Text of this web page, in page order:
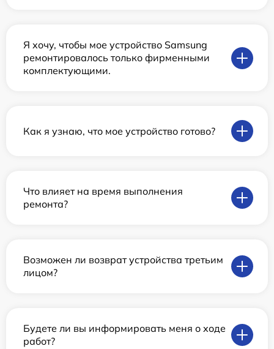
Я хочу, чтобы мое устройство Samsung
ремонтировалось только фирменными
комплектующими.
Как я узнаю, что мое устройство готово?
Что влияет на время выполнения
ремонта?
Возможен ли возврат устройства третьим
лицом?
Будете ли вы информировать меня о ходе
работ?